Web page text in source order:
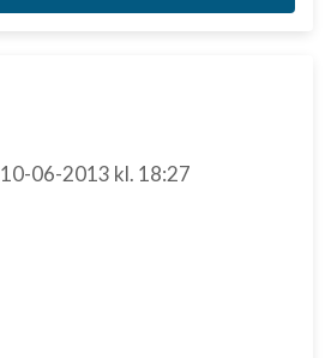
10-06-2013 kl. 18:27